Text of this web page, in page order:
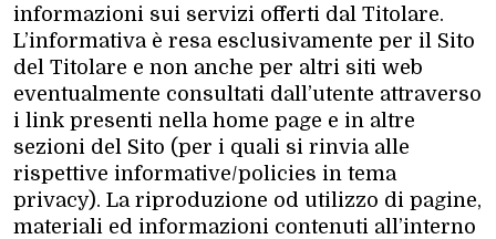
informazioni sui servizi offerti dal Titolare.
L’informativa è resa esclusivamente per il Sito
del Titolare e non anche per altri siti web
eventualmente consultati dall’utente attraverso
i link presenti nella home page e in altre
sezioni del Sito (per i quali si rinvia alle
rispettive informative/policies in tema
privacy). La riproduzione od utilizzo di pagine,
materiali ed informazioni contenuti all’interno